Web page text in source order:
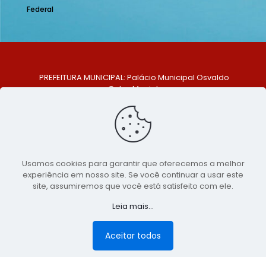
Federal
PREFEITURA MUNICIPAL: Palácio Municipal Osvaldo
Celso Maciel
Centro, São Bento do Una - PE. CEP: 553370-128
TELEFONE: (81) 99548-1569
E-MAIL: ouvidoria@saobentodouna.pe.gov.br
Copyright 2021-2026 - Assessoria de Comunicação da
Prefeitura de São Bento do Una - PE
publicidadeLumusWeb - Agência Digital
Usamos cookies para garantir que oferecemos a melhor
experiência em nosso site. Se você continuar a usar este
site, assumiremos que você está satisfeito com ele.
Leia mais...
Aceitar todos